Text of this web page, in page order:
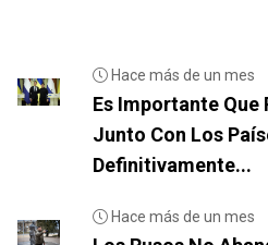
Hace más de un mes
Es Importante
Junto Con Los
Definitivamente...
Hace más de un mes